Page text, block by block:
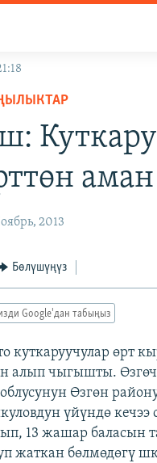
2013
Бөлүшүңүз
Google'дан табыңыз
куткаруучулар өрт
алып чыгышты.
Өзгөн
үйүндө
13 жашар баласын
жаткан бөлмөдөгү